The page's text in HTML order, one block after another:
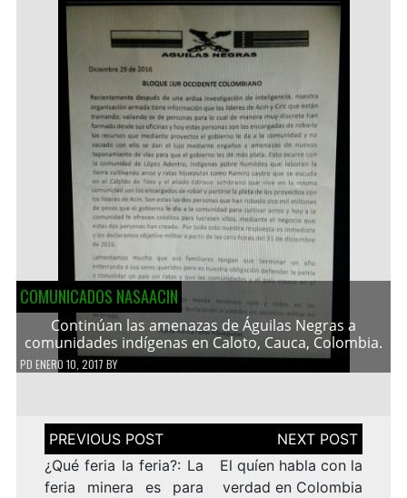
COMUNICADOS NASAACIN
Continúan las amenazas de Águilas Negras a
comunidades indígenas en Caloto, Cauca, Colombia.
PD ENERO 10, 2017 BY
Navegación
de
entradas
¿Qué feria la feria?: La
feria minera es para
El quíen habla con la
verdad en Colombia